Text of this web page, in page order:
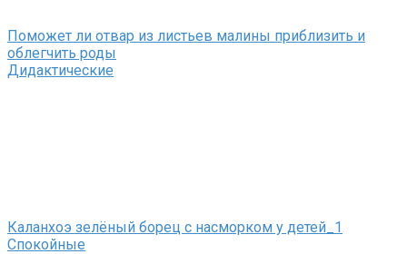
Поможет ли отвар из листьев малины приблизить и
облегчить роды
Дидактические
Каланхоэ зелёный борец с насморком у детей_1
Спокойные